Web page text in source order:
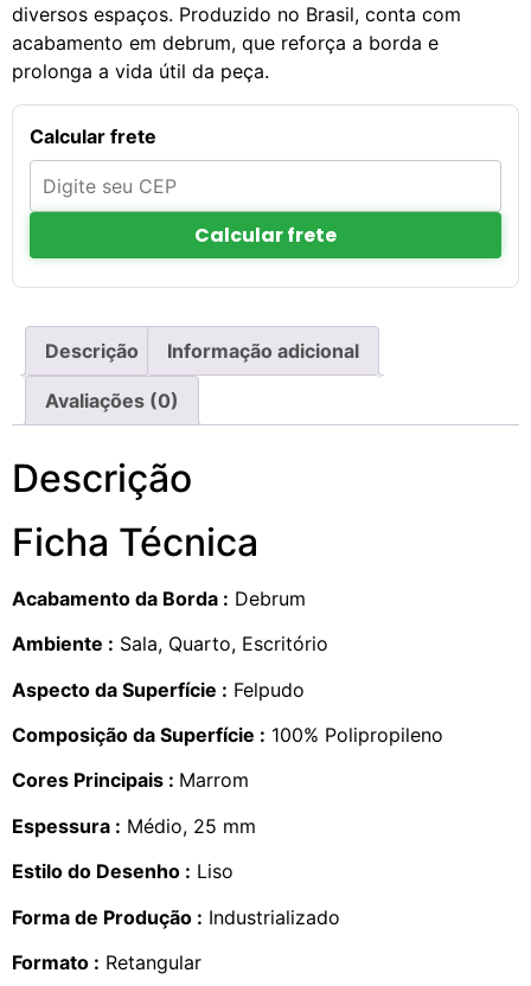
diversos espaços. Produzido no Brasil, conta com
acabamento em debrum, que reforça a borda e
prolonga a vida útil da peça.
Calcular frete
Calcular frete
Descrição Informação adicional
Avaliações (0)
Descrição
Ficha Técnica
Acabamento da Borda : Debrum
Ambiente : Sala, Quarto, Escritório
Aspecto da Superfície : Felpudo
Composição da Superfície : 100% Polipropileno
Cores Principais : Marrom
Espessura : Médio, 25 mm
Estilo do Desenho : Liso
Forma de Produção : Industrializado
Formato : Retangular